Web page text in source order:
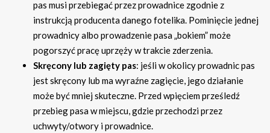
pas musi przebiegać przez prowadnice zgodnie z
instrukcją producenta danego fotelika. Pominięcie jednej
prowadnicy albo prowadzenie pasa „bokiem” może
pogorszyć pracę uprzęży w trakcie zderzenia.
Skręcony lub zagięty pas: jeśli w okolicy prowadnic pas
jest skręcony lub ma wyraźne zagięcie, jego działanie
może być mniej skuteczne. Przed wpięciem prześledź
przebieg pasa w miejscu, gdzie przechodzi przez
uchwyty/otwory i prowadnice.